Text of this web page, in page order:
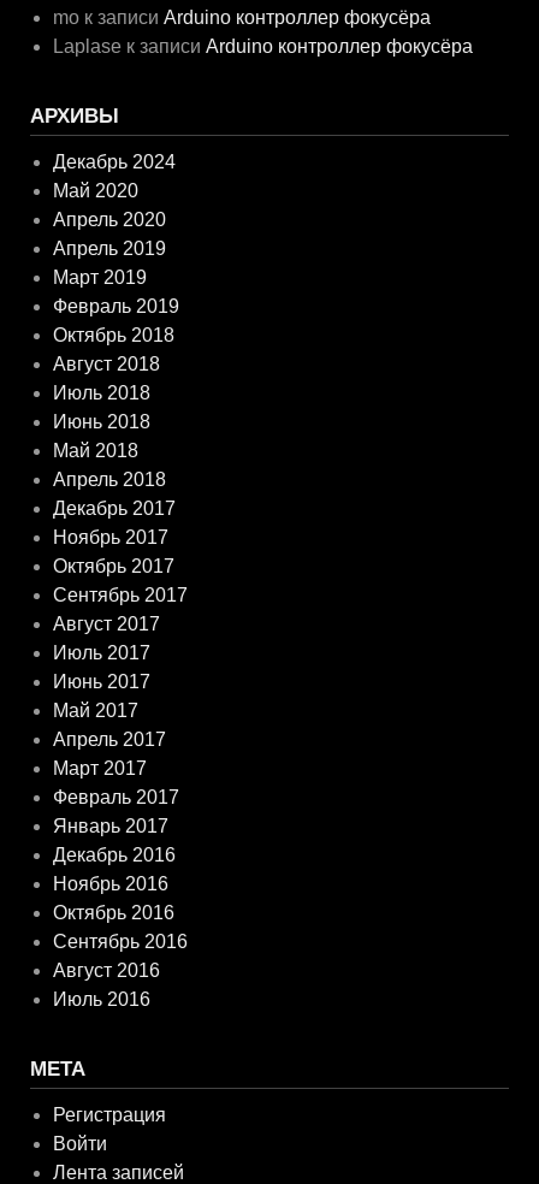
mo к записиArduino контроллер фокусёра
Laplase к записиArduino контроллер фокусёра
АРХИВЫ
Декабрь 2024
Май 2020
Апрель 2020
Апрель 2019
Март 2019
Февраль 2019
Октябрь 2018
Август 2018
Июль 2018
Июнь 2018
Май 2018
Апрель 2018
Декабрь 2017
Ноябрь 2017
Октябрь 2017
Сентябрь 2017
Август 2017
Июль 2017
Июнь 2017
Май 2017
Апрель 2017
Март 2017
Февраль 2017
Январь 2017
Декабрь 2016
Ноябрь 2016
Октябрь 2016
Сентябрь 2016
Август 2016
Июль 2016
МЕТА
Регистрация
Войти
Лента записей